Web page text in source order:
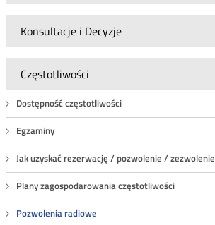
Konsultacje i Decyzje
Częstotliwości
Dostępność częstotliwości
Egzaminy
Jak uzyskać rezerwację / pozwolenie / zezwolenie
Plany zagospodarowania częstotliwości
Pozwolenia radiowe